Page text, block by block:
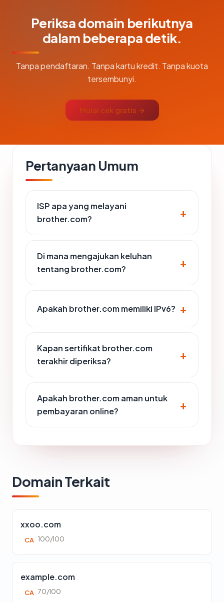
Periksa domain berikutnya
dalam beberapa detik.
Tanpa pendaftaran. Tanpa kartu kredit. Tanpa kuota
tersembunyi.
Mulai cek gratis →
Pertanyaan Umum
ISP apa yang melayani
brother.com?
Di mana mengajukan keluhan
tentang brother.com?
Apakah brother.com memiliki IPv6?
Kapan sertifikat brother.com
terakhir diperiksa?
Apakah brother.com aman untuk
pembayaran online?
Domain Terkait
xxoo.com
CA 100/100
example.com
CA 70/100